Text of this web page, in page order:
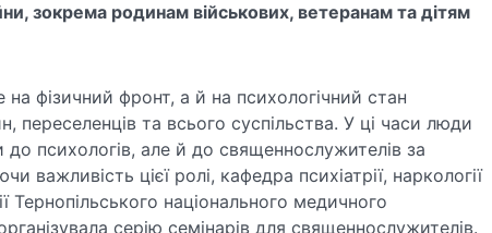
зокрема родинам військових, ветеранам та дітям
на фізичний фронт, а й на психологічний стан
переселенців та всього суспільства. У ці часи люди
до психологів, але й до священнослужителів за
важливість цієї ролі, кафедра психіатрії, наркології
Тернопільського національного медичного
серію семінарів для священнослужителів.